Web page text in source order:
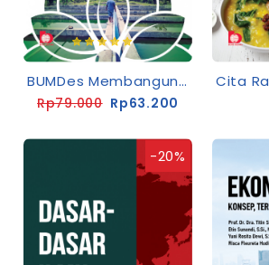
BUMDes Membangun Ekonomi Desa
Rp79.000 Rp63.200
-20%